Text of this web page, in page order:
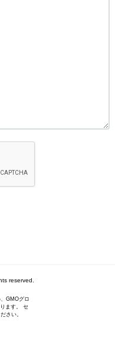
reserved.
GMOグロ
ます。 セ
さい。